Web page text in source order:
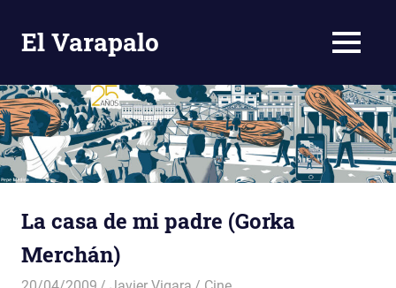
Saltar
al
contenido
El Varapalo
Crítico
MENÚ
La casa de mi padre (Gorka
Merchán)